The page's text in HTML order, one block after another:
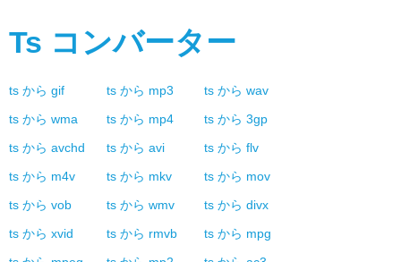
Ts コンバーター
ts から gif ts から mp3 ts から wav
ts から wma ts から mp4 ts から 3gp
ts から avchd ts から avi ts から flv
ts から m4v ts から mkv ts から mov
ts から vob ts から wmv ts から divx
ts から xvid ts から rmvb ts から mpg